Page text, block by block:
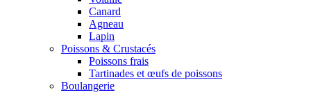
Canard
Agneau
Lapin
Poissons & Crustacés
Poissons frais
Tartinades et œufs de poissons
Boulangerie